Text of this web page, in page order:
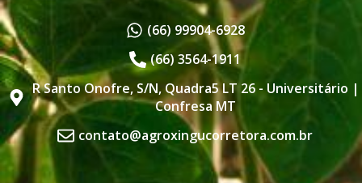
(66) 99904-6928
(66) 3564-1911
R Santo Onofre, S/N, Quadra5 LT 26 - Universitário |
Confresa MT
contato@agroxingucorretora.com.br